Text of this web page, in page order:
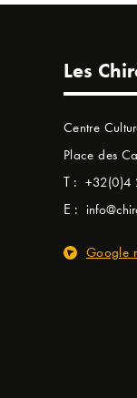
Les
Centre
Place des
T : +32(0)4
E :
Google